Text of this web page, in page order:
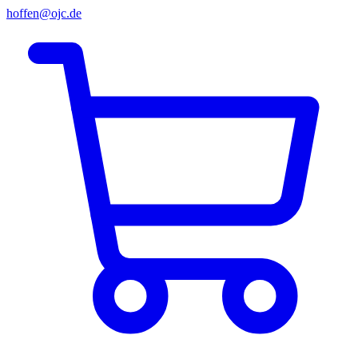
hoffen@ojc.de